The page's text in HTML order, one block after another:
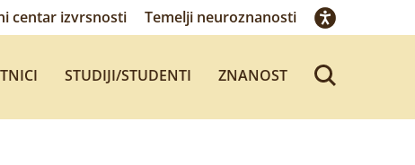
centar izvrsnosti Temelji neuroznanosti
STUDIJI/STUDENTI ZNANOST